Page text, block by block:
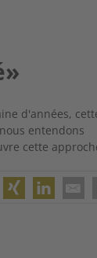
d'années,
entendons
cette